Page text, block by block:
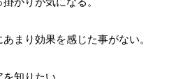
まり効果を感じた事がない。
知りたい。